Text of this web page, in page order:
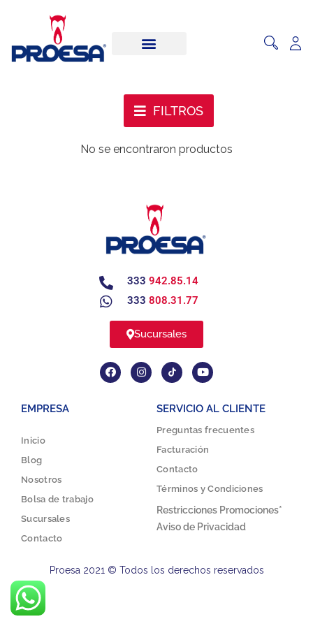
FILTROS
No se encontraron productos
333 942.85.14
333 808.31.77
Sucursales
EMPRESA
Inicio
Blog
Nosotros
Bolsa de trabajo
Sucursales
Contacto
SERVICIO AL CLIENTE
Preguntas frecuentes
Facturación
Contacto
Términos y Condiciones
Restricciones Promociones*
Aviso de Privacidad
Proesa 2021 © Todos los derechos reservados